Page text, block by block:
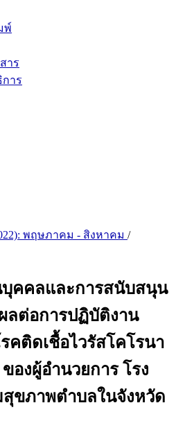
พ์
าร
าร
พฤษภาคม - สิงหาคม /
คคลและการสนับสนุน
ลต่อการปฏิบัติงาน
คติดเชื้อไวรัสโคโรนา
ของผู้อำนวยการ โรง
สุขภาพตำบลในจังหวัด